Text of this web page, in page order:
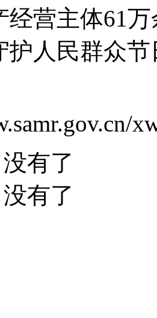
经营主体61
护人民群众
没有了
有了